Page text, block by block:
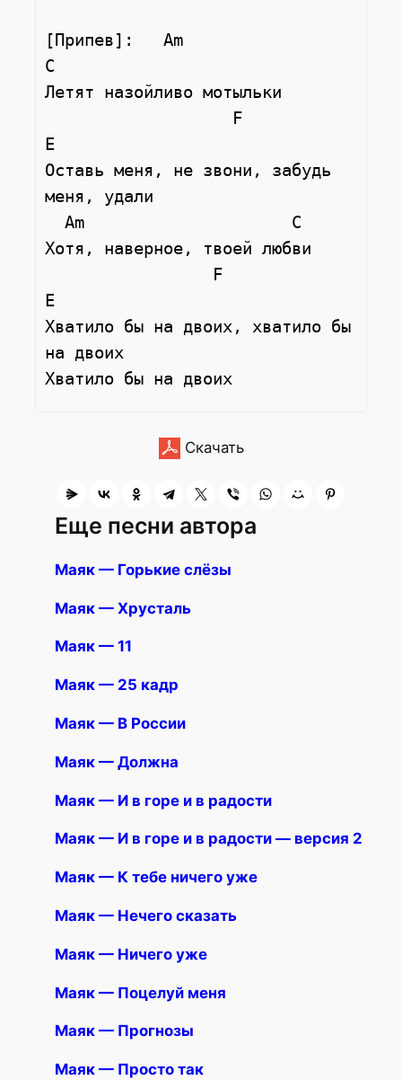
[Припев]:   Am
С
Летят назойливо мотыльки
E
Оставь меня, не звони, забудь
меня, удали
  Am                     С
Хотя, наверное, твоей любви
E
Хватило бы на двоих, хватило бы
на двоих
Скачать
Еще песни автора
Маяк — Горькие слёзы
Маяк — Хрусталь
Маяк — 11
Маяк — 25 кадр
Маяк — В России
Маяк — Должна
Маяк — И в горе и в радости
Маяк — И в горе и в радости — версия 2
Маяк — К тебе ничего уже
Маяк — Нечего сказать
Маяк — Ничего уже
Маяк — Поцелуй меня
Маяк — Прогнозы
Маяк — Просто так